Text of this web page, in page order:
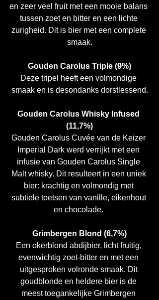
en zeer veel fruit met een mooie balans
tussen zoet en bitter en een lichte
zurigheid. Dit is bier met een complete
smaak.
Gouden Carolus Triple (9%)
Deze tripel heeft een volmondige
smaak en is desondanks dorstlessend.
Gouden Carolus Whisky Infused
(11,7%)
Gouden Carolus Cuvée van de Keizer
Imperial Dark werd verrijkt met een
infusie van Gouden Carolus Single
Malt whisky. Dit resulteert in een uniek
bier: krachtig en volmondig met
subtiele toetsen van vanille, eikenhout
en chocolade.
Grimbergen Blond (6,7%)
Een okerblond abdijbier, licht fruitig,
evenwichtig zoet-bitter en met een
uitgesproken volronde smaak. Dit
goudblonde en heldere bier is de
meest toegankelijke Grimbergen